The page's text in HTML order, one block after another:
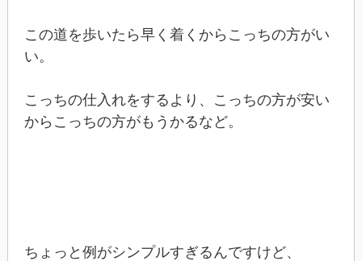
この道を歩いたら早く着くからこっちの方がい
い。
こっちの仕入れをするより、こっちの方が安い
からこっちの方がもうかるなど。
ちょっと例がシンプルすぎるんですけど、